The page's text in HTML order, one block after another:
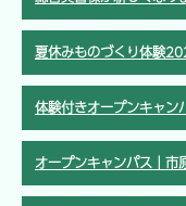
夏休みものづくり体験
体験付きオープンキャン
オープンキャンパス｜市